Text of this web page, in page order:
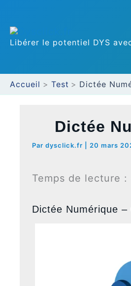
au
contenu
Libérer le potentiel DYS
Accueil Test Dictée
Dictée
Par dysclick.fr 20 mars
Temps de lecture :
Dictée Numérique